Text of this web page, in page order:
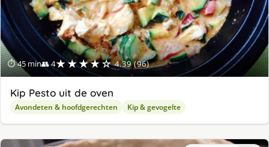
⏱ 45 min👥 4★★★★☆ 4.39 (96)
Kip Pesto uit de oven
Avondeten & hoofdgerechten Kip & gevogelte